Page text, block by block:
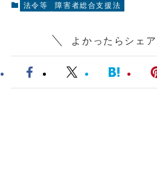
法令等 障害者総合支援法
よかったらシェア